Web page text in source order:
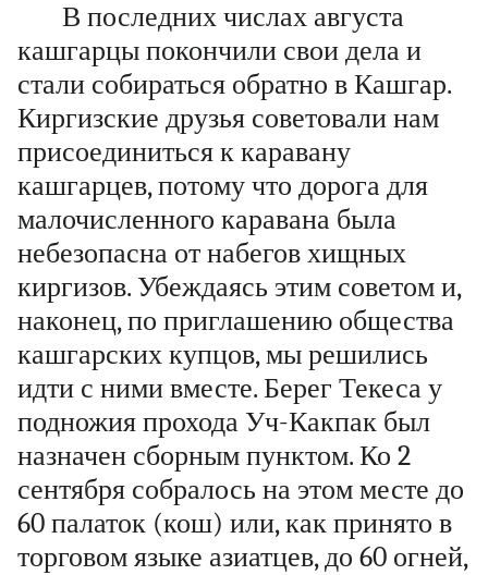
В последних числах августа
кашгарцы покончили свои дела и
стали собираться обратно в Кашгар.
Киргизские друзья советовали нам
присоединиться к каравану
кашгарцев, потому что дорога для
малочисленного каравана была
небезопасна от набегов хищных
киргизов. Убеждаясь этим советом и,
наконец, по приглашению общества
кашгарских купцов, мы решились
идти с ними вместе. Берег Текеса у
подножия прохода Уч-Какпак был
назначен сборным пунктом. Ко 2
сентября собралось на этом месте до
60 палаток (кош) или, как принято в
торговом языке азиатцев, до 60 огней,